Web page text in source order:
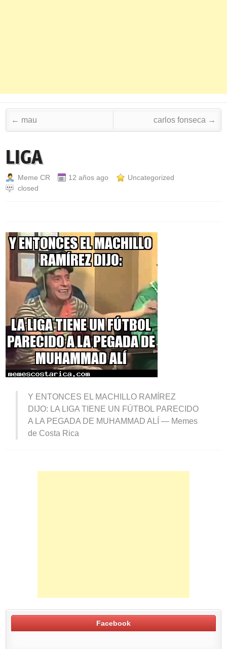
Post navigation
← mau carlos fonseca →
LIGA
Meme CR 12 años ago
Uncategorized
closed
Y ENTONCES EL MACHILLO RAMÍREZ
DIJO: LA LIGA TIENE UN FÚTBOL PARECIDO
A LA PEGADA DE MUHAMMAD ALÍ — Memes
de Costa Rica
Facebook